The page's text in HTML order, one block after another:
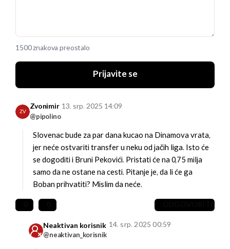
1500 znakova preostalo
Prijavite se
ZV
Zvonimir
@pipolino
13. srp. 2025 14:09
Slovenac bude za par dana kucao na Dinamova vrata,
jer neće ostvariti transfer u neku od jačih liga. Isto će
se dogoditi i Bruni Pekovići. Pristati će na 0,75 milja
samo da ne ostane na cesti. Pitanje je, da li će ga
Boban prihvatiti? Mislim da neće.
Neaktivan korisnik
@neaktivan_korisnik
14. srp. 2025 00:59